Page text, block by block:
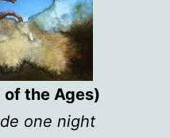
of the Ages)
one night